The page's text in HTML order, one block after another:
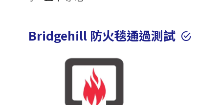
Bridgehill 防火毯通過測試